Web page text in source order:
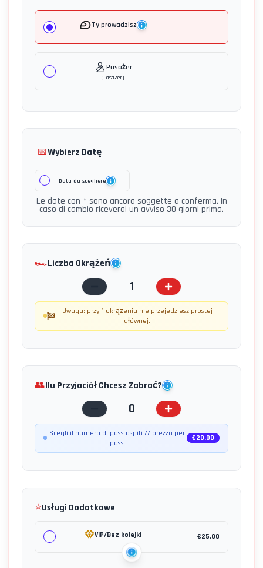
Ty prowadzisz
Pasażer
(Pasażer)
📅Wybierz Datę
Data da scegliere
Le date con * sono ancora soggette a conferma. In
caso di cambio riceverai un avviso 30 giorni prima.
🏎️Liczba Okrążeń
1
Uwaga: przy 1 okrążeniu nie przejedziesz prostej
głównej.
👥Ilu Przyjaciół Chcesz Zabrać?
0
Scegli il numero di pass ospiti // prezzo per
pass
€20.00
⭐Usługi Dodatkowe
VIP/Bez kolejki €25.00